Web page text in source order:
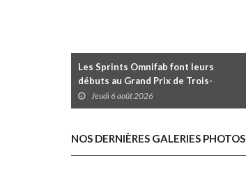
Les Sprints Omnifab font leurs
débuts au Grand Prix de Trois-
Rivières avec un format inspiré de
Daytona
Jeudi 6 août 2026
NOS DERNIÈRES GALERIES PHOTOS